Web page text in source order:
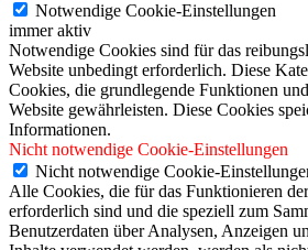
Notwendige Cookie-Einstellungen
immer aktiv
Notwendige Cookies sind für das
Website unbedingt erforderlich. Diese
Cookies, die grundlegende Funktionen
Website gewährleisten. Diese Cookies
Informationen.
Nicht notwendige Cookie-Einstellungen
Nicht notwendige Cookie-
Alle Cookies, die für das Funktionieren
erforderlich sind und die speziell zum
Benutzerdaten über Analysen, Anzeigen